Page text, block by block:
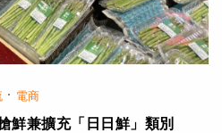
· 電商
兼擴充「日日鮮」類別